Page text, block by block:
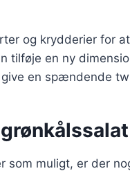
og krydderier for
tilføje en ny
en spændende
som muligt, er der